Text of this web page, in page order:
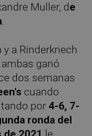
Muller, de
.
a Rinderknech
ganó
dos semanas
cuando
por 4-6, 7-
ronda del